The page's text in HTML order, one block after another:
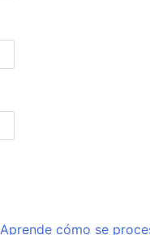
Aprende cómo se